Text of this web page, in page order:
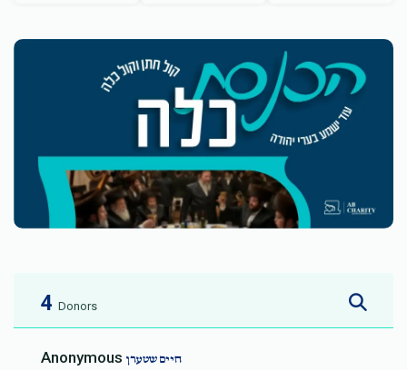
4 Donors
Anonymous חיים שטערן